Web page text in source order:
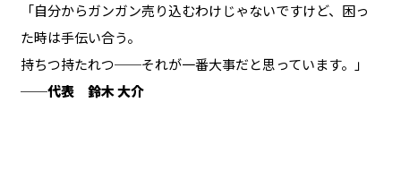
「自分からガンガン売り込むわけじゃないですけど、困っ
た時は手伝い合う。
持ちつ持たれつ──それが一番大事だと思っています。」
──代表 鈴木 大介